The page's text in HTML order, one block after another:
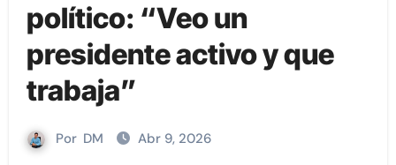
político: “Veo un
presidente activo y que
trabaja”
Por DM Abr 9, 2026